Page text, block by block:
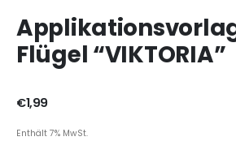
Flügel “VIKTORIA”
€1,99
Enthält 7% MwSt.